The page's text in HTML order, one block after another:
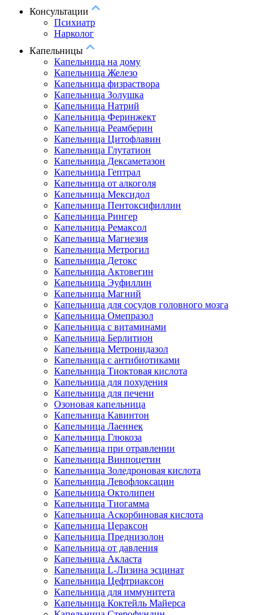
Консультации
Психиатр
Нарколог
Капельницы
Капельница на дому
Капельница Железо
Капельница физраствора
Капельница Золушка
Капельница Натрий
Капельница Феринжект
Капельница Реамберин
Капельница Цитофлавин
Капельница Глутатион
Капельница Дексаметазон
Капельница Гептрал
Капельница от алкоголя
Капельница Мексидол
Капельница Пентоксифиллин
Капельница Рингер
Капельница Ремаксол
Капельница Магнезия
Капельница Метрогил
Капельница Детокс
Капельница Актовегин
Капельница Эуфиллин
Капельница Магний
Капельница для сосудов головного мозга
Капельница Омепразол
Капельница с витаминами
Капельница Берлитион
Капельница Метронидазол
Капельница с антибиотиками
Капельница Тиоктовая кислота
Капельница для похудения
Капельница для печени
Озоновая капельница
Капельница Кавинтон
Капельница Лаеннек
Капельница Глюкоза
Капельница при отравлении
Капельница Винпоцетин
Капельница Золедроновая кислота
Капельница Левофлоксацин
Капельница Октолипен
Капельница Тиогамма
Капельница Аскорбиновая кислота
Капельница Цераксон
Капельница Преднизолон
Капельница от давления
Капельница Акласта
Капельница L-Лизина эсцинат
Капельница Цефтриаксон
Капельница для иммунитета
Капельница Коктейль Майерса